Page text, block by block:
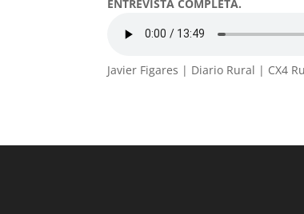
ENTREVISTA COMPLETA.
Javier Figares | Diario Rural | CX4